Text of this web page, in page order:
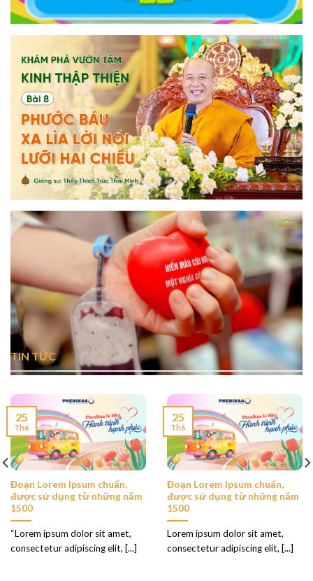
TIN TỨC
Đoạn Lorem Ipsum chuẩn,
được sử dụng từ những năm
1500
“Lorem ipsum dolor sit amet,
consectetur adipiscing elit, [...]
25
Th6
Đoạn Lorem Ipsum chuẩn,
được sử dụng từ những năm
1500
Lorem ipsum dolor sit amet,
consectetur adipiscing elit, [...]
25
Th6